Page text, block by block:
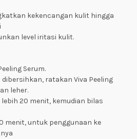
kekencangan kulit hingga
level iritasi kulit.
Serum.
dibersihkan, ratakan Viva Peeling
leher.
20 menit, kemudian bilas
menit, untuk penggunaan ke